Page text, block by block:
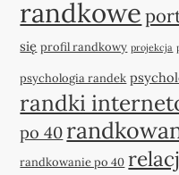
randkowe
się profil randkowy projekcja
psychologia randek
randki
po 40
randkowanie po 40